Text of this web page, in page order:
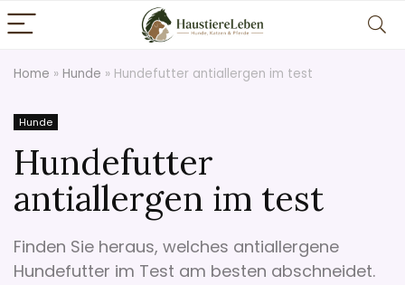
Home » Hunde » Hundefutter antiallergen im test
Hunde
Hundefutter
antiallergen im test
Finden Sie heraus, welches antiallergene
Hundefutter im Test am besten abschneidet.